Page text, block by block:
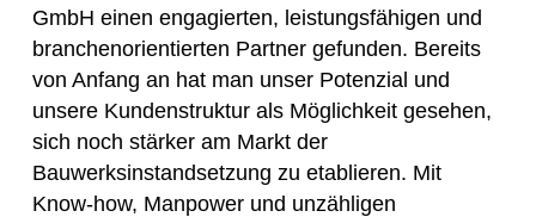
GmbH einen engagierten, leistungsfähigen und
branchenorientierten Partner gefunden. Bereits
von Anfang an hat man unser Potenzial und
unsere Kundenstruktur als Möglichkeit gesehen,
sich noch stärker am Markt der
Bauwerksinstandsetzung zu etablieren. Mit
Know-how, Manpower und unzähligen